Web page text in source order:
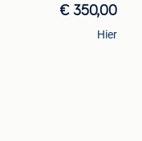
€ 350,00
Hier